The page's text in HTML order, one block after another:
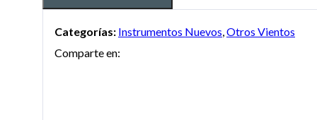
Categorías: Instrumentos Nuevos Otros Vientos
Comparte en: